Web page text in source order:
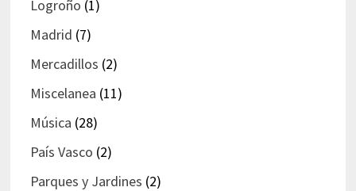
Logroño (1)
Madrid (7)
Mercadillos (2)
Miscelanea (11)
Música (28)
País Vasco (2)
Parques y Jardines (2)